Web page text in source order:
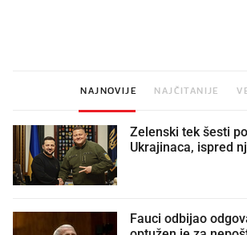
NAJNOVIJE NAJČITANIJE
Zelenski tek šesti
Ukrajinaca, ispred
Fauci odbijao